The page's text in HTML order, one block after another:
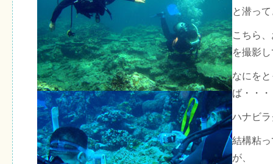
と潜っ
こちら
を撮影
なにを
ば・・・
ハナビ
結構粘
が、